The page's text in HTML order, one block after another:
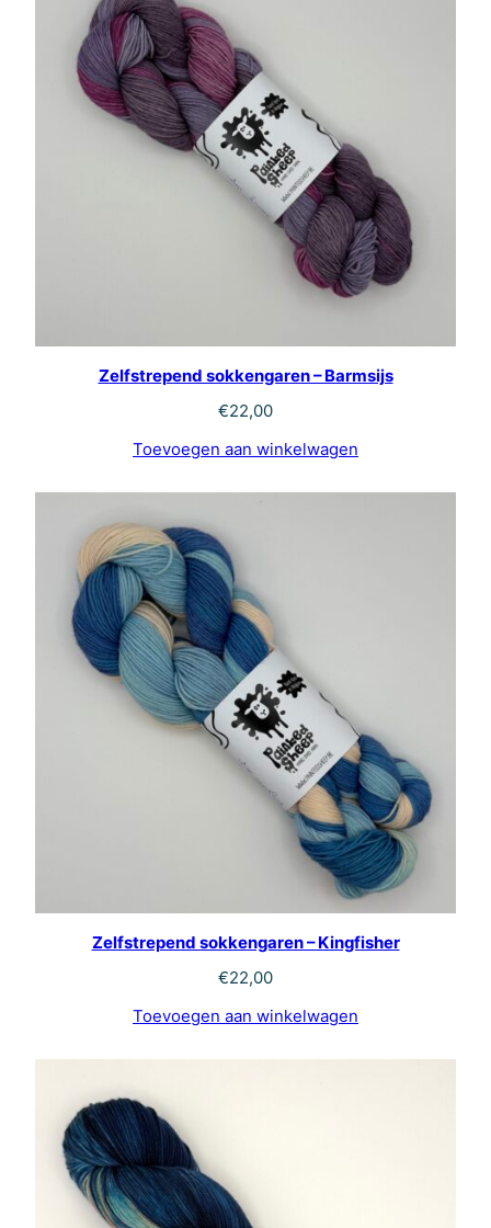
Zelfstrepend sokkengaren – Barmsijs
€22,00
Toevoegen aan winkelwagen
Zelfstrepend sokkengaren – Kingfisher
€22,00
Toevoegen aan winkelwagen